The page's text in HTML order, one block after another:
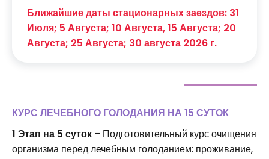
Ближайшие даты стационарных заездов: 31
Июля; 5 Августа; 10 Августа, 15 Августа; 20
Августа; 25 Августа; 30 августа 2026 г.
КУРС ЛЕЧЕБНОГО ГОЛОДАНИЯ НА 15 СУТОК
1 Этап на 5 суток – Подготовительный курс очищения
организма перед лечебным голоданием: проживание,